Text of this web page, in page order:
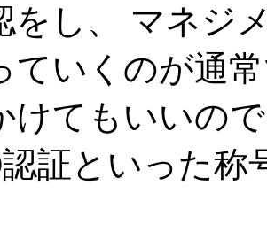
をし、 マネジ
ていくのが通
けてもいいの
証といった